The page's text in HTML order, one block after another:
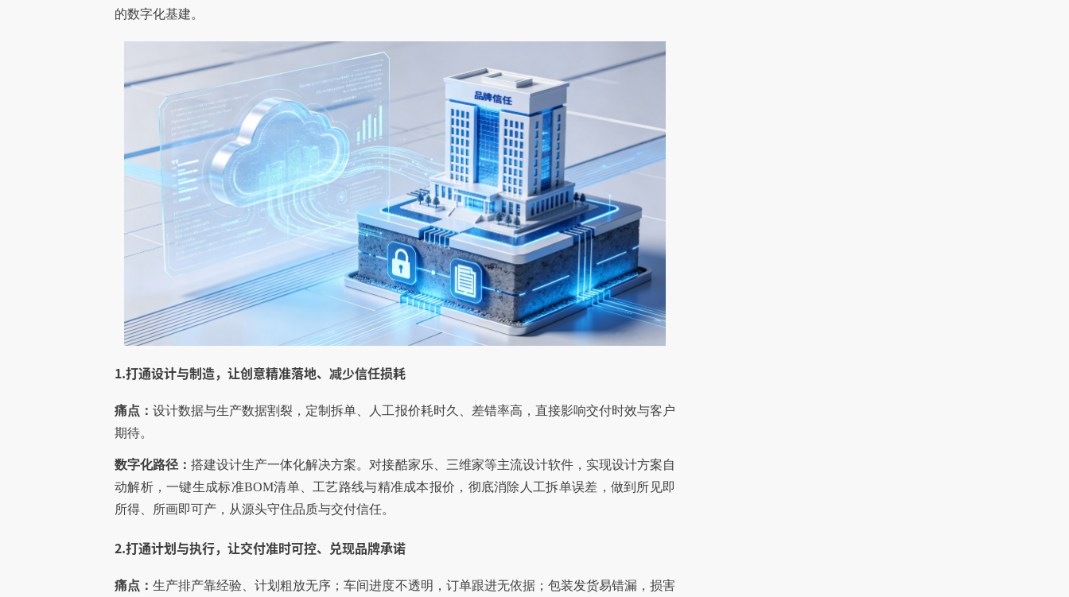
的数字化基建。
1.打通设计与制造，让创意精准落地、减少信任损耗
痛点：设计数据与生产数据割裂，定制拆单、人工报价耗时久、差错率高，直接影响交付时效与客户
期待。
数字化路径：搭建设计生产一体化解决方案。对接酷家乐、三维家等主流设计软件，实现设计方案自
动解析，一键生成标准BOM清单、工艺路线与精准成本报价，彻底消除人工拆单误差，做到所见即
所得、所画即可产，从源头守住品质与交付信任。
2.打通计划与执行，让交付准时可控、兑现品牌承诺
痛点：生产排产靠经验、计划粗放无序；车间进度不透明，订单跟进无依据；包装发货易错漏，损害